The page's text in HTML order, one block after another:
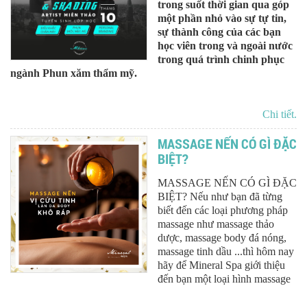
trong suốt thời gian qua góp
một phần nhỏ vào sự tự tin,
sự thành công của các bạn
học viên trong và ngoài nước
trong quá trình chinh phục
ngành Phun xăm thẩm mỹ.
Chi tiết.
MASSAGE NẾN CÓ GÌ ĐẶC
BIỆT?
MASSAGE NẾN CÓ GÌ ĐẶC
BIỆT? Nếu như bạn đã từng
biết đến các loại phương pháp
massage như massage thảo
dược, massage body đá nóng,
massage tinh dầu ...thì hôm nay
hãy để Mineral Spa giới thiệu
đến bạn một loại hình massage